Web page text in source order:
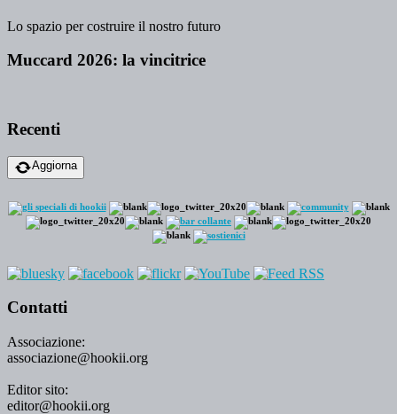
Lo spazio per costruire il nostro futuro
Muccard 2026: la vincitrice
Recenti
Aggiorna
Contatti
Associazione:
associazione@hookii.org
Editor sito:
editor@hookii.org